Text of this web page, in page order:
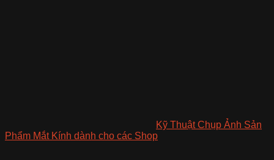
Kỹ Thuật Chụp Ảnh Sản
Phẩm Mắt Kính dành cho các Shop